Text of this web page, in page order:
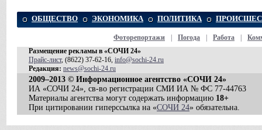
ОБЩЕСТВО ЭКОНОМИКА ПОЛИТИКА
Фоторепортажи Погода Работа
Размещение рекламы в «СОЧИ 24»
Прайс-лист, (8622) 37-62-16, info@sochi-24.ru
Редакция: news@sochi-24.ru
2009–2013 © Информационное агентство «СОЧИ 24»
ИА «СОЧИ 24», св-во регистрации СМИ ИА № ФС 77-44763
Материалы агентства могут содержать информацию 18+
При цитировании гиперссылка на «СОЧИ 24» обязательна.